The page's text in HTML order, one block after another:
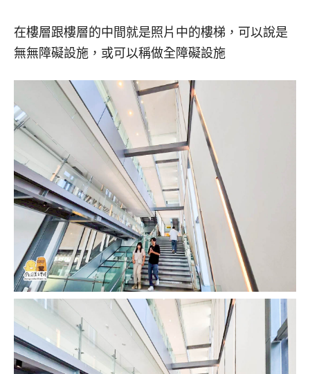
在樓層跟樓層的中間就是照片中的樓梯，可以說是
無無障礙設施，或可以稱做全障礙設施